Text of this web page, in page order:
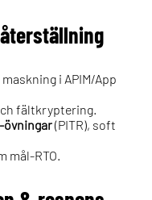
i APIM/App
fältkryptering.
(PITR), soft
mål-RTO.